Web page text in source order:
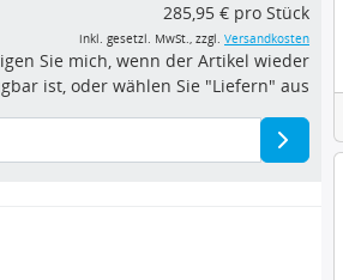
285,95 € pro Stück
inkl. gesetzl. MwSt., zzgl. Versandkosten
Sie mich, wenn der Artikel wieder
ist, oder wählen Sie "Liefern" aus